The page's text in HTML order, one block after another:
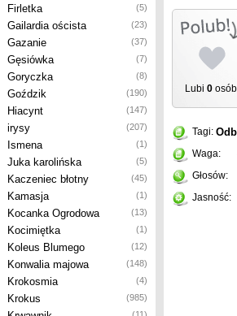
Firletka (5)
Gailardia oścista (23)
Gazanie (37)
Gęsiówka (7)
Goryczka (8)
Goździk (190)
Hiacynt (147)
irysy (207)
Ismena (1)
Juka karolińska (5)
Kaczeniec błotny (45)
Kamasja (1)
Kocanka Ogrodowa (13)
Kocimiętka (1)
Koleus Blumego (12)
Konwalia majowa (148)
Krokosmia (4)
Krokus (985)
Lubi 0 osób
Tagi:
Waga:
Głosów:
Jasność: